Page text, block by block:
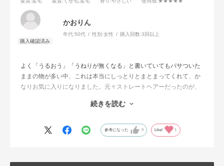
かおりん
年代:50代 性別:女性 購入回数:3回以上
よく「うるおう」「うねりが無くなる」と書いていてもパサついた
ままの物が多い中、これは本当にしっとりとまとまってくれて、か
なりお気に入りになりました。元々ストレートヘアーだったのが、
になって嬉しくなり、思わず子ども達にも「触って！」とアピール
続きを読む
参考になった 0 Like! 1